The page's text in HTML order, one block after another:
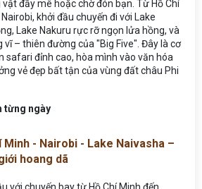
đầy mê hoặc chờ đón bạn. Từ Hồ Chí
khởi đầu chuyến đi với Lake
Lake Nakuru rực rỡ ngọn lửa hồng, và
vĩ – thiên đường của "Big Five". Đây là cơ
safari đỉnh cao, hòa mình vào văn hóa
vẻ đẹp bất tận của vùng đất châu Phi
từng ngày
Minh - Nairobi - Lake Naivasha –
hoang dã